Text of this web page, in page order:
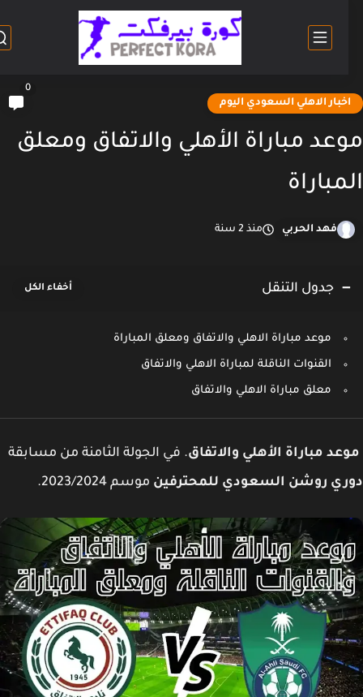
الاهلي السعودي اليوم
مباراة الأهلي والاتفاق ومعلق
فهد الحربي منذ 2 سنة
جدول التنقل
موعد مباراة الاهلي والاتفاق ومعلق المباراة
القنوات الناقلة لمباراة الاهلي والاتفاق
معلق مباراة الاهلي والاتفاق
مباراة الأهلي والاتفاق. في الجولة الثامنة من مسابقة
روشن السعودي للمحترفينموسم 2023/2024.